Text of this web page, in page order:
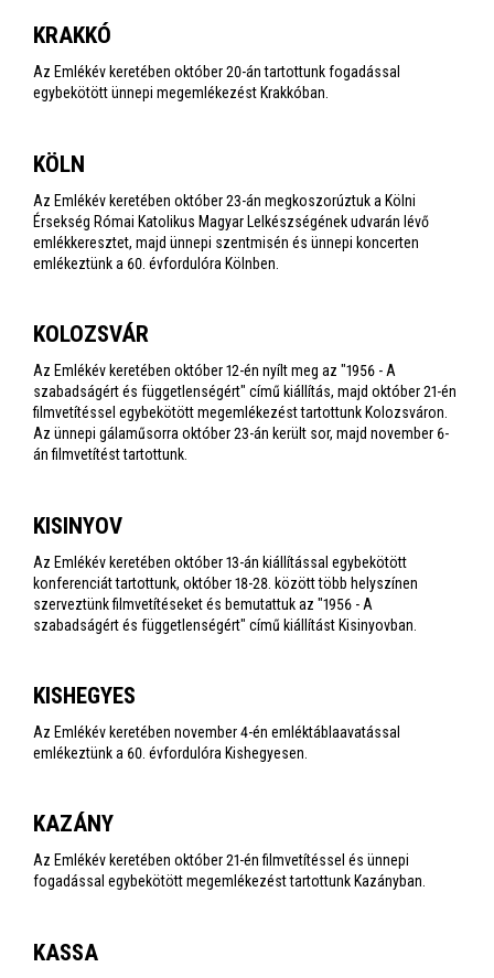
KRAKKÓ
Az Emlékév keretében október 20-án tartottunk fogadással
egybekötött ünnepi megemlékezést Krakkóban.
KÖLN
Az Emlékév keretében október 23-án megkoszorúztuk a Kölni
Érsekség Római Katolikus Magyar Lelkészségének udvarán lévő
emlékkeresztet, majd ünnepi szentmisén és ünnepi koncerten
emlékeztünk a 60. évfordulóra Kölnben.
KOLOZSVÁR
Az Emlékév keretében október 12-én nyílt meg az "1956 - A
szabadságért és függetlenségért" című kiállítás, majd október 21-én
filmvetítéssel egybekötött megemlékezést tartottunk Kolozsváron.
Az ünnepi gálaműsorra október 23-án került sor, majd november 6-
án filmvetítést tartottunk.
KISINYOV
Az Emlékév keretében október 13-án kiállítással egybekötött
konferenciát tartottunk, október 18-28. között több helyszínen
szerveztünk filmvetítéseket és bemutattuk az "1956 - A
szabadságért és függetlenségért" című kiállítást Kisinyovban.
KISHEGYES
Az Emlékév keretében november 4-én emléktáblaavatással
emlékeztünk a 60. évfordulóra Kishegyesen.
KAZÁNY
Az Emlékév keretében október 21-én filmvetítéssel és ünnepi
fogadással egybekötött megemlékezést tartottunk Kazányban.
KASSA